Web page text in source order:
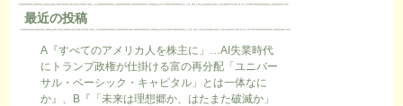
最近の投稿
A『すべてのアメリカ人を株主に」…AI失業時代
にトランプ政権が仕掛ける富の再分配「ユニバー
サル・ベーシック・キャピタル」とは一体なに
か』、B『「未来は理想郷か、はたまた破滅か」